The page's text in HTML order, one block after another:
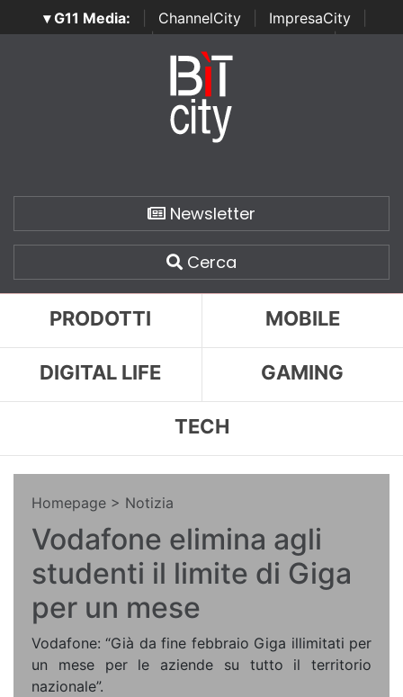
▾ G11 Media: ChannelCity ImpresaCity
SecurityOpenLab | Italian Channel Awards | Italian
Italian Security Awards
Newsletter
Cerca
PRODOTTI MOBILE
DIGITAL LIFE GAMING
TECH
Homepage > Notizia
Vodafone elimina agli
studenti il limite di Giga
per un mese
Vodafone: “Già da fine febbraio Giga illimitati per
un mese per le aziende su tutto il territorio
nazionale”.